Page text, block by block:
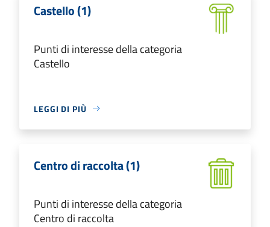
Castello (1)
Punti di interesse della categoria
Castello
LEGGI DI PIÙ
Centro di raccolta (1)
Punti di interesse della categoria
Centro di raccolta